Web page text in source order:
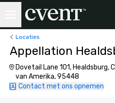
Locaties
Appellation
Dovetail Lane 101, Healdsburg,
van Amerika, 95448
Contact met ons opnemen